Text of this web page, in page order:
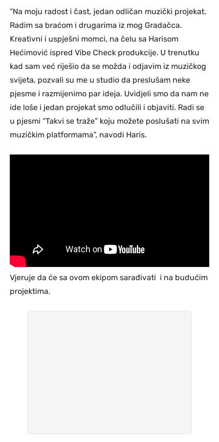
”Na moju radost i čast, jedan odličan muzički projekat.
Radim sa braćom i drugarima iz mog Gradačca.
Kreativni i uspješni momci, na čelu sa Harisom
Hećimović ispred Vibe Check produkcije. U trenutku
kad sam već riješio da se možda i odjavim iz muzičkog
svijeta, pozvali su me u studio da preslušam neke
pjesme i razmijenimo par ideja. Uvidjeli smo da nam ne
ide loše i jedan projekat smo odlučili i objaviti. Radi se
u pjesmi “Takvi se traže” koju možete poslušati na svim
muzičkim platformama”, navodi Haris.
Vjeruje da će sa ovom ekipom sarađivati i na budućim
projektima.